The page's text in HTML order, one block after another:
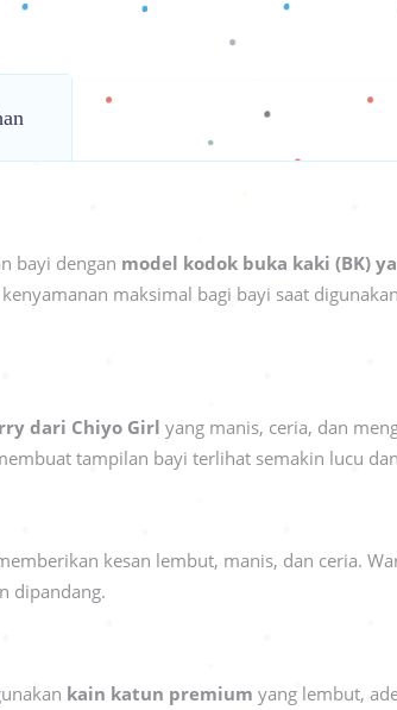
bayi dengan model kodok buka kaki (BK)
maksimal bagi bayi saat
dari Chiyo Girl yang manis, ceria, dan
tampilan bayi terlihat semakin lucu
kesan lembut, manis, dan ceria.
dipandang.
kain katun premium yang lembut,